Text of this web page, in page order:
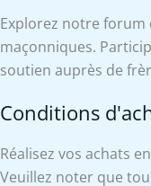
Explorez notre forum
maçonniques.
soutien auprès de
Conditions
Réalisez vos achats
Veuillez noter que